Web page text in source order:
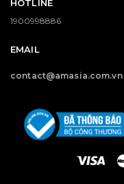
HOTLINE
1900998886
EMAIL
contact@amasia.com.vn